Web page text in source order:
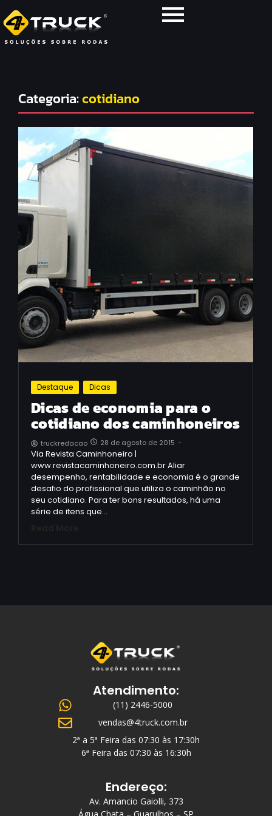
Categoria:cotidiano
Destaque Dicas
Dicas de economia para o
cotidiano dos caminhoneiros
truckredacao 28 de agosto de 2015 -
Via Revista Caminhoneiro |
www.revistacaminhoneiro.com.br Aliar
desempenho, rentabilidade e economia é o grande
desafio do profissional que utiliza o caminhão no
seu cotidiano. Para ter bons resultados, há uma
série de itens que…
Atendimento:
(11) 2446-5000
vendas@4truck.com.br
2ª a 5ª Feira das 07:30 às 17:30h
6ª Feira das 07:30 às 16:30h
Endereço:
Av. Amancio Gaiolli, 373
Água Chata – Guarulhos – SP